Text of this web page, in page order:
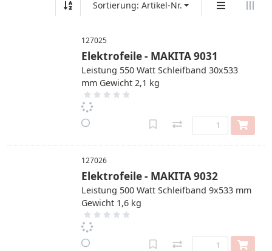
Sortierung: Artikel-Nr.
127025
Elektrofeile - MAKITA 9031
Leistung 550 Watt Schleifband 30x533
mm Gewicht 2,1 kg
127026
Elektrofeile - MAKITA 9032
Leistung 500 Watt Schleifband 9x533 mm
Gewicht 1,6 kg